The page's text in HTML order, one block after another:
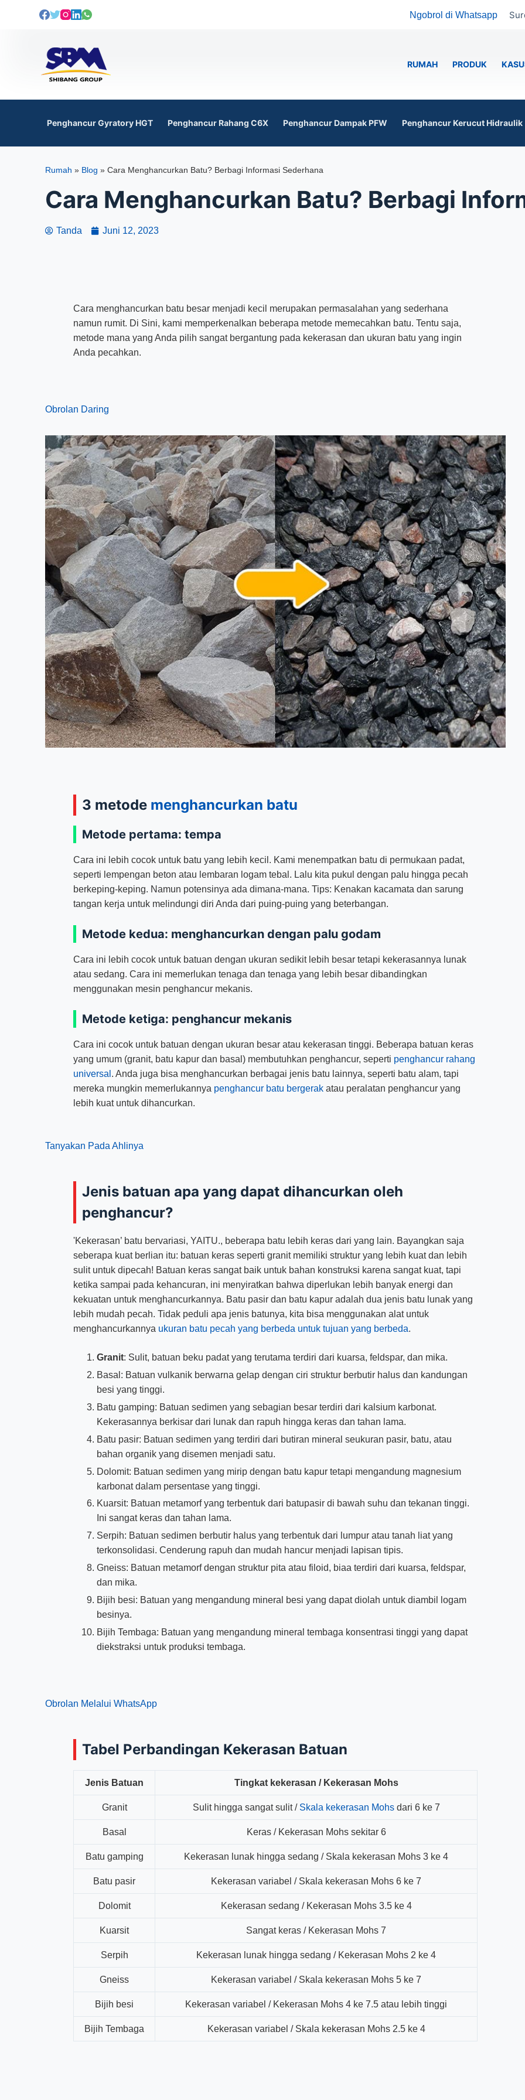
k
o
Ngobrol di Whatsapp
RUMAH PRODUK
Penghancur Gyratory HGT Penghancur Rahang C6X Penghancur Dampak PFW Penghancur Kerucut Hidraulik
Rumah » Blog »Cara Menghancurkan Batu? Berbagi Informasi Sederhana
Cara Menghancurkan Batu? Berbagi
Tanda Juni 12, 2023
Cara menghancurkan batu besar menjadi kecil merupakan permasalahan yang sederhana
namun rumit. Di Sini, kami memperkenalkan beberapa metode memecahkan batu. Tentu saja,
metode mana yang Anda pilih sangat bergantung pada kekerasan dan ukuran batu yang ingin
Anda pecahkan.
Obrolan Daring
3 metode menghancurkan batu
Metode pertama: tempa
Cara ini lebih cocok untuk batu yang lebih kecil. Kami menempatkan batu di permukaan padat,
seperti lempengan beton atau lembaran logam tebal. Lalu kita pukul dengan palu hingga pecah
berkeping-keping. Namun potensinya ada dimana-mana. Tips: Kenakan kacamata dan sarung
tangan kerja untuk melindungi diri Anda dari puing-puing yang beterbangan.
Metode kedua: menghancurkan dengan palu godam
Cara ini lebih cocok untuk batuan dengan ukuran sedikit lebih besar tetapi kekerasannya lunak
atau sedang. Cara ini memerlukan tenaga dan tenaga yang lebih besar dibandingkan
menggunakan mesin penghancur mekanis.
Metode ketiga: penghancur mekanis
Cara ini cocok untuk batuan dengan ukuran besar atau kekerasan tinggi. Beberapa batuan keras
yang umum (granit, batu kapur dan basal) membutuhkan penghancur, seperti penghancur rahang
universal . Anda juga bisa menghancurkan berbagai jenis batu lainnya, seperti batu alam, tapi
mereka mungkin memerlukannya penghancur batu bergerak atau peralatan penghancur yang
lebih kuat untuk dihancurkan.
Tanyakan Pada Ahlinya
Jenis batuan apa yang dapat dihancurkan oleh
penghancur?
'Kekerasan’ batu bervariasi, YAITU., beberapa batu lebih keras dari yang lain. Bayangkan saja
seberapa kuat berlian itu: batuan keras seperti granit memiliki struktur yang lebih kuat dan lebih
sulit untuk dipecah! Batuan keras sangat baik untuk bahan konstruksi karena sangat kuat, tapi
ketika sampai pada kehancuran, ini menyiratkan bahwa diperlukan lebih banyak energi dan
kekuatan untuk menghancurkannya. Batu pasir dan batu kapur adalah dua jenis batu lunak yang
lebih mudah pecah. Tidak peduli apa jenis batunya, kita bisa menggunakan alat untuk
menghancurkannya ukuran batu pecah yang berbeda untuk tujuan yang berbeda.
Granit: Sulit, batuan beku padat yang terutama terdiri dari kuarsa, feldspar, dan mika.
Basal: Batuan vulkanik berwarna gelap dengan ciri struktur berbutir halus dan kandungan
besi yang tinggi.
Batu gamping: Batuan sedimen yang sebagian besar terdiri dari kalsium karbonat.
Kekerasannya berkisar dari lunak dan rapuh hingga keras dan tahan lama.
Batu pasir: Batuan sedimen yang terdiri dari butiran mineral seukuran pasir, batu, atau
bahan organik yang disemen menjadi satu.
Dolomit: Batuan sedimen yang mirip dengan batu kapur tetapi mengandung magnesium
karbonat dalam persentase yang tinggi.
Kuarsit: Batuan metamorf yang terbentuk dari batupasir di bawah suhu dan tekanan tinggi.
Ini sangat keras dan tahan lama.
Serpih: Batuan sedimen berbutir halus yang terbentuk dari lumpur atau tanah liat yang
terkonsolidasi. Cenderung rapuh dan mudah hancur menjadi lapisan tipis.
Gneiss: Batuan metamorf dengan struktur pita atau filoid, biaa terdiri dari kuarsa, feldspar,
dan mika.
Bijih besi: Batuan yang mengandung mineral besi yang dapat diolah untuk diambil logam
besinya.
Bijih Tembaga: Batuan yang mengandung mineral tembaga konsentrasi tinggi yang dapat
diekstraksi untuk produksi tembaga.
Obrolan Melalui WhatsApp
Tabel Perbandingan Kekerasan Batuan
Jenis Batuan Tingkat kekerasan / Kekerasan Mohs
Granit Sulit hingga sangat sulit / Skala kekerasan Mohsdari 6 ke 7
Basal Keras / Kekerasan Mohs sekitar 6
Batu gamping Kekerasan lunak hingga sedang / Skala kekerasan Mohs 3 ke 4
Batu pasir Kekerasan variabel / Skala kekerasan Mohs 6 ke 7
Dolomit Kekerasan sedang / Kekerasan Mohs 3.5 ke 4
Kuarsit Sangat keras / Kekerasan Mohs 7
Serpih Kekerasan lunak hingga sedang / Kekerasan Mohs 2 ke 4
Gneiss Kekerasan variabel / Skala kekerasan Mohs 5 ke 7
Bijih besi Kekerasan variabel / Kekerasan Mohs 4 ke 7.5 atau lebih tinggi
Bijih Tembaga Kekerasan variabel / Skala kekerasan Mohs 2.5 ke 4